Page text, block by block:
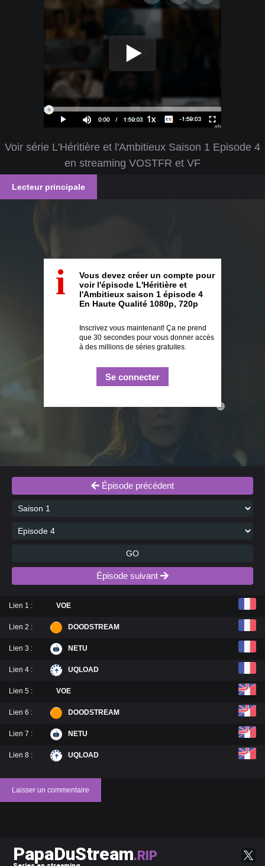
ads
Voir série L'Héritière et l'Ambitieux Saison 1 Episode 4
en streaming VOSTFR et VF
Lecteur principale
close
i
Vous devez créer un compte pour
voir l'épisode L'Héritière et
l'Ambitieux saison 1 épisode 4
En Haute Qualité 1080p, 720p
Inscrivez vous maintenant! Ça ne prend
que 30 secondes pour vous donner accès
à des millions de séries gratuites.
Se connecter
Épisode précédent
GO
Épisode suivant
Lien 1 : VOE
Lien 2 : DOODSTREAM
Lien 3 : NETU
Lien 4 : UQLOAD
Lien 5 : VOE
Lien 6 : DOODSTREAM
Lien 7 : NETU
Lien 8 : UQLOAD
Laisser un commentaire
PapaDuStream.RIP